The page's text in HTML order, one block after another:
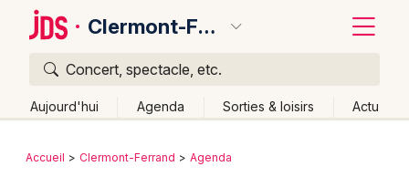
Clermont-Ferrand
Concert, spectacle, etc.
Aujourd'hui Agenda Sorties & loisirs Actu
Publier un événement
Retour
Accueil Clermont-Ferrand Agenda
Quoi ?
Où ?